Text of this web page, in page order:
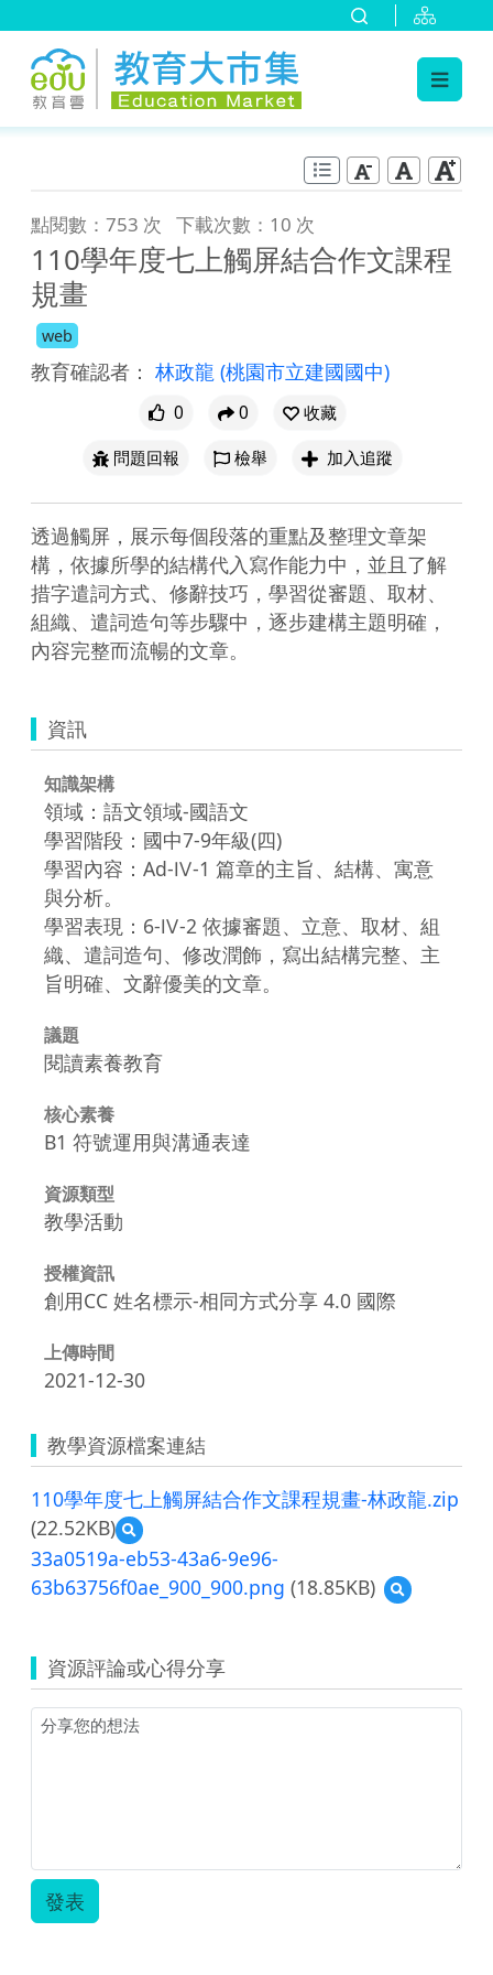
點閱數：753 次 下載次數：10 次
110學年度七上觸屏結合作文課程
規畫
web
教育確認者： 林政龍 (桃園市立建國國中)
0 0
收藏
問題回報
檢舉 加入追蹤
透過觸屏，展示每個段落的重點及整理文章架
構，依據所學的結構代入寫作能力中，並且了解
措字遣詞方式、修辭技巧，學習從審題、取材、
組織、遣詞造句等步驟中，逐步建構主題明確，
內容完整而流暢的文章。
資訊
知識架構
領域：語文領域-國語文
學習階段：國中7-9年級(四)
學習內容：Ad-Ⅳ-1 篇章的主旨、結構、寓意
與分析。
學習表現：6-Ⅳ-2 依據審題、立意、取材、組
織、遣詞造句、修改潤飾，寫出結構完整、主
旨明確、文辭優美的文章。
議題
閱讀素養教育
核心素養
B1 符號運用與溝通表達
資源類型
教學活動
授權資訊
創用CC 姓名標示-相同方式分享 4.0 國際
上傳時間
2021-12-30
教學資源檔案連結
110學年度七上觸屏結合作文課程規畫-林政龍.zip
(22.52KB)
預
覽
110
學
七
上
觸
屏
結
33a0519a-eb53-43a6-9e96-
63b63756f0ae_900_900.png (18.85KB)
預
覽
9e96-
資源評論或心得分享
發表